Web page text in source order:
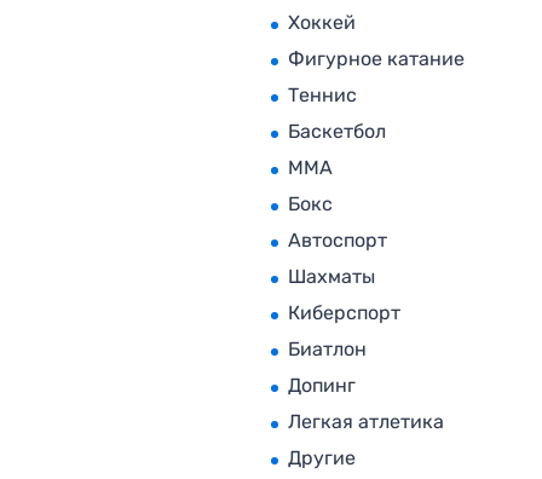
Хоккей
Фигурное катание
Теннис
Баскетбол
MMA
Бокс
Автоспорт
Шахматы
Киберспорт
Биатлон
Допинг
Легкая атлетика
Другие